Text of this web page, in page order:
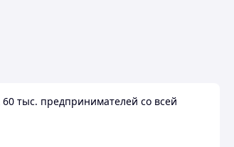
тыс. предпринимателей со всей